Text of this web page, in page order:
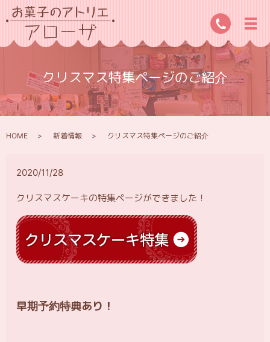
クリスマス特集ページのご紹介
HOME 新着情報 クリスマス特集ページのご紹介
2020/11/28
クリスマスケーキの特集ページができました！
早期予約特典あり！